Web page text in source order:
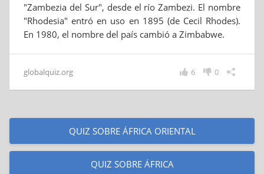
"Zambezia del Sur", desde el río Zambezi. El nombre
"Rhodesia" entró en uso en 1895 (de Cecil Rhodes).
En 1980, el nombre del país cambió a Zimbabwe.
globalquiz.org 0
6
QUIZ SOBRE ÁFRICA ORIENTAL
QUIZ SOBRE ÁFRICA